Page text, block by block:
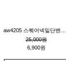
25,000원
6,900원